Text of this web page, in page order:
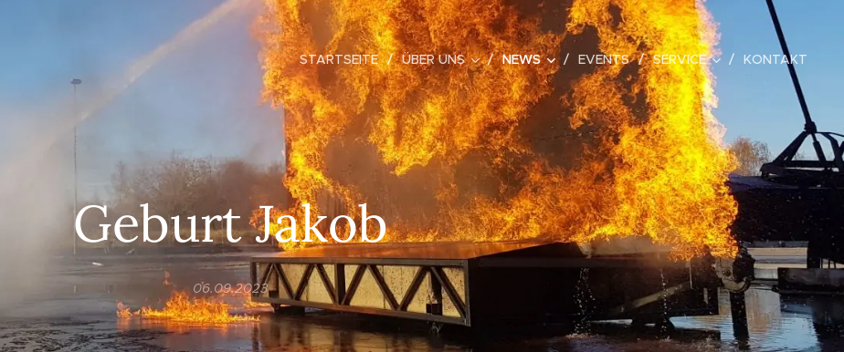
STARTSEITE ÜBER UNS NEWS EVENTS SERVICE KONTAKT
Geburt Jakob
06.09.2023